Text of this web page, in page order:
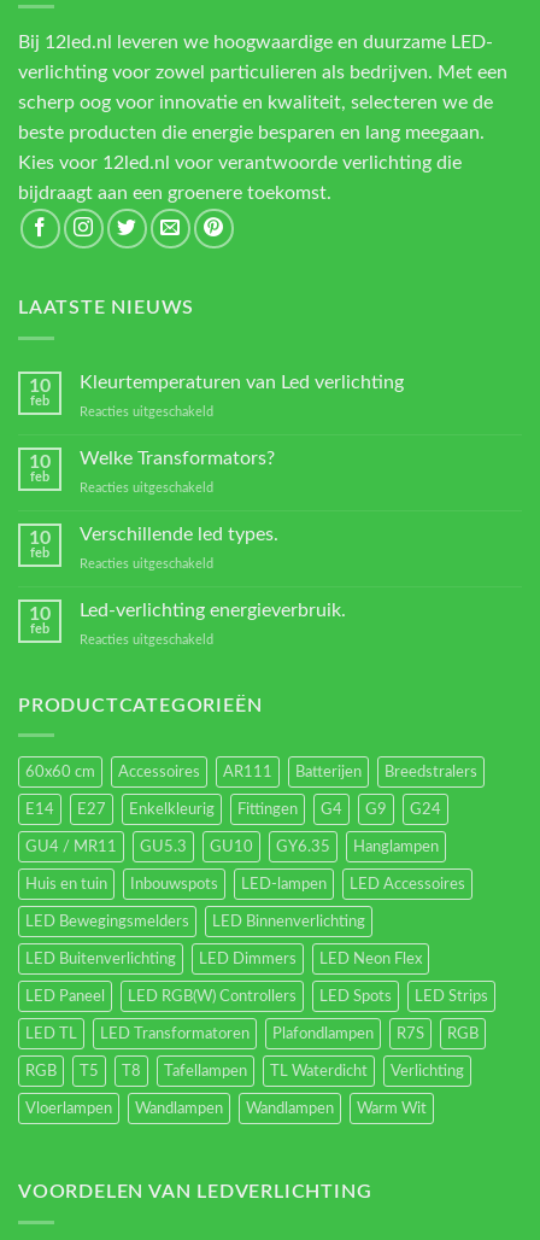
Bij 12led.nl leveren we hoogwaardige en duurzame LED-
verlichting voor zowel particulieren als bedrijven. Met een
scherp oog voor innovatie en kwaliteit, selecteren we de
beste producten die energie besparen en lang meegaan.
Kies voor 12led.nl voor verantwoorde verlichting die
bijdraagt aan een groenere toekomst.
LAATSTE NIEUWS
10
feb
Kleurtemperaturen van Led verlichting
Reacties uitgeschakeld
verlichting
10
feb
Welke Transformators?
Reacties uitgeschakeld
Transformators?
10
feb
Verschillende led types.
Reacties uitgeschakeld
10
feb
Led-verlichting energieverbruik.
Reacties uitgeschakeld
energieverbruik.
PRODUCTCATEGORIEËN
60x60 cm Accessoires AR111 Batterijen Breedstralers
E14 E27 Enkelkleurig Fittingen G4 G9 G24
GU4 / MR11 GU5.3 GU10 GY6.35 Hanglampen
Huis en tuin Inbouwspots LED-lampen LED Accessoires
LED Bewegingsmelders LED Binnenverlichting
LED Buitenverlichting LED Dimmers LED Neon Flex
LED Paneel LED RGB(W) Controllers LED Spots LED Strips
LED TL LED Transformatoren Plafondlampen R7S RGB
RGB T5 T8 Tafellampen TL Waterdicht Verlichting
Vloerlampen Wandlampen Wandlampen Warm Wit
VOORDELEN VAN LEDVERLICHTING